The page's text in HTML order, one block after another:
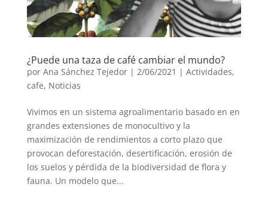
¿Puede una taza de café cambiar el mundo?
por Ana Sánchez Tejedor| 2/06/2021 | Actividades,
cafe, Noticias
Vivimos en un sistema agroalimentario basado en en
grandes extensiones de monocultivo y la
maximización de rendimientos a corto plazo que
provocan deforestación, desertificación, erosión de
los suelos y pérdida de la biodiversidad de flora y
fauna. Un modelo que...